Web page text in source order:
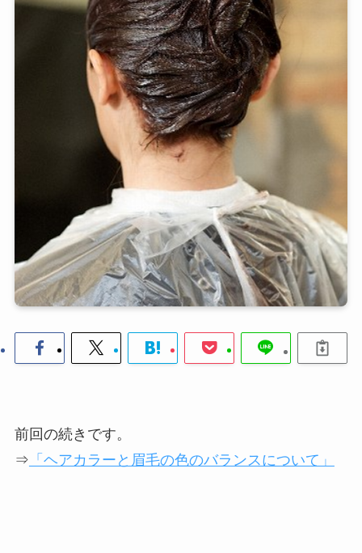
前回の続きです。
⇒ 「ヘアカラーと眉毛の色のバランスについて」